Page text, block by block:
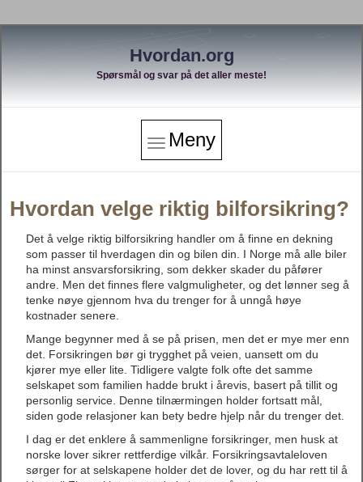
Hvordan.org
Spørsmål og svar på det aller meste!
Meny
Hvordan velge riktig bilforsikring?
Det å velge riktig bilforsikring handler om å finne en dekning
som passer til hverdagen din og bilen din. I Norge må alle biler
ha minst ansvarsforsikring, som dekker skader du påfører
andre. Men det finnes flere valgmuligheter, og det lønner seg å
tenke nøye gjennom hva du trenger for å unngå høye
kostnader senere.
Mange begynner med å se på prisen, men det er mye mer enn
det. Forsikringen bør gi trygghet på veien, uansett om du
kjører mye eller lite. Tidligere valgte folk ofte det samme
selskapet som familien hadde brukt i årevis, basert på tillit og
personlig service. Denne tilnærmingen holder fortsatt mål,
siden gode relasjoner kan bety bedre hjelp når du trenger det.
I dag er det enklere å sammenligne forsikringer, men husk at
norske lover sikrer rettferdige vilkår. Forsikringsavtaleloven
sørger for at selskapene holder det de lover, og du har rett til å